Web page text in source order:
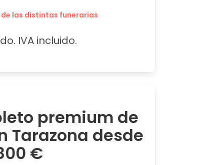
las distintas funerarias
IVA incluido.
premium de
Tarazona desde
€